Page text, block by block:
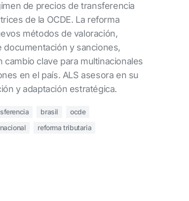
de precios de transferencia
de la OCDE. La reforma
métodos de valoración,
documentación y sanciones,
cambio clave para multinacionales
en el país. ALS asesora en su
y adaptación estratégica.
brasil
ocde
reforma tributaria